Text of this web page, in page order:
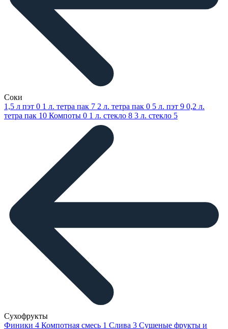
Соки
1,5 л пэт 0 1 л. тетра пак 7 2 л. тетра пак 0 5 л. пэт 9 0,2 л.
тетра пак 10 Компоты 0 1 л. стекло 8 3 л. стекло 5
Сухофрукты
Финики 4 Компотная смесь 1 Слива 3 Сушеные фрукты и